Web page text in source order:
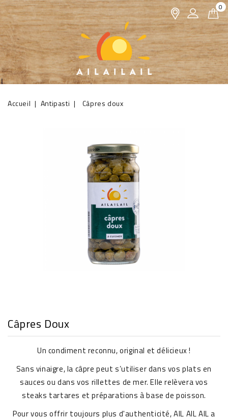
0
Accueil Antipasti Câpres doux
Câpres Doux
Un condiment reconnu, original et délicieux !
Sans vinaigre, la câpre peut s’utiliser dans vos plats en
sauces ou dans vos rillettes de mer. Elle relèvera vos
steaks tartares et préparations à base de poisson.
Pour vous offrir toujours plus d'authenticité, AIL AIL AIL a